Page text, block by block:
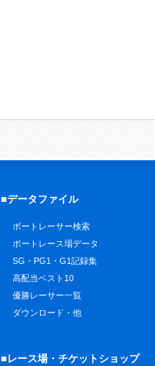
■データファイル
ボートレーサー検索
ボートレース場データ
SG・PG1・G1記録集
高配当ベスト10
優勝レーサー一覧
ダウンロード・他
■レース場・チケットショップ